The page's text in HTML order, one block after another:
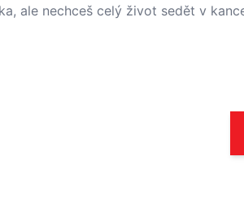
ale nechceš celý život sedět v